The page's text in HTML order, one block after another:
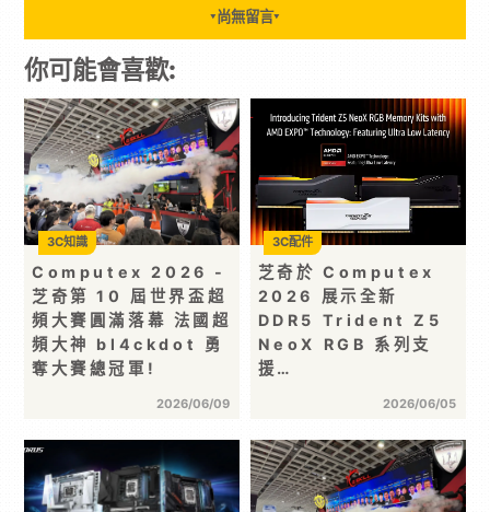
▼ 尚無留言▼
你可能會喜歡:
Computex 2026 -
芝奇第 10 屆世界盃超
頻大賽圓滿落幕 法國超
頻大神 bl4ckdot 勇
奪大賽總冠軍!
2026/06/09
3C知識
芝奇於 Computex
2026 展示全新
DDR5 Trident Z5
NeoX RGB 系列支
援…
2026/06/05
3C配件